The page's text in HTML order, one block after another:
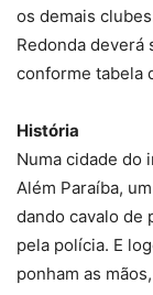
os demais
Redonda deverá
conforme tabela
História
Numa cidade do
Além Paraíba,
dando cavalo de
pela polícia. E
ponham as